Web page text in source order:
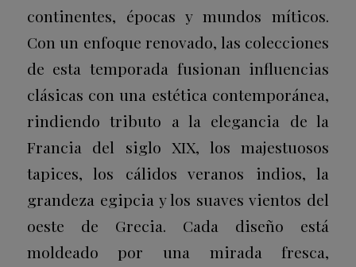
continentes, épocas y mundos míticos.
Con un enfoque renovado, las colecciones
de esta temporada fusionan influencias
clásicas con una estética contemporánea,
rindiendo tributo a la elegancia de la
Francia del siglo XIX, los majestuosos
tapices, los cálidos veranos indios, la
grandeza egipcia y los suaves vientos del
oeste de Grecia. Cada diseño está
moldeado por una mirada fresca,